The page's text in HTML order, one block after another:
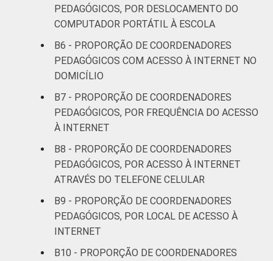
Particular 99
¹ Base: 870 coordenadores pedagógicos.
Dados coletados entre setembro e
dezembro de 2013.
Fonte: NIC.br - set 2013 / dez 2013
PEDAGÓGICOS, POR DESLOCAMENTO DO
COMPUTADOR PORTÁTIL À ESCOLA
B6 - PROPORÇÃO DE COORDENADORES
PEDAGÓGICOS COM ACESSO À INTERNET NO
DOMICÍLIO
B7 - PROPORÇÃO DE COORDENADORES
PEDAGÓGICOS, POR FREQUÊNCIA DO ACESSO
À INTERNET
B8 - PROPORÇÃO DE COORDENADORES
PEDAGÓGICOS, POR ACESSO À INTERNET
ATRAVÉS DO TELEFONE CELULAR
B9 - PROPORÇÃO DE COORDENADORES
PEDAGÓGICOS, POR LOCAL DE ACESSO À
INTERNET
B10 - PROPORÇÃO DE COORDENADORES